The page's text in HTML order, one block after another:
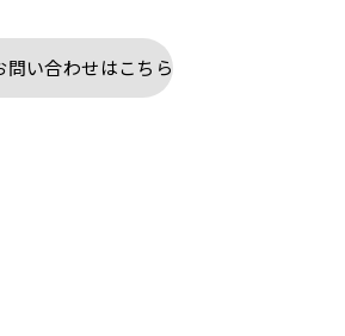
問い合わせはこちら